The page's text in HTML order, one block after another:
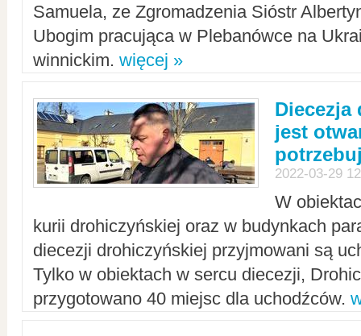
Samuela, ze Zgromadzenia Sióstr
Ubogim pracująca w Plebanówce na
winnickim. więcej »
Diecezja
jest
2022-03-29
W
kurii drohiczyńskiej oraz w budynkach
diecezji drohiczyńskiej przyjmowani są
Tylko w obiektach w sercu diecezji,
przygotowano 40 miejsc dla uchodźców.